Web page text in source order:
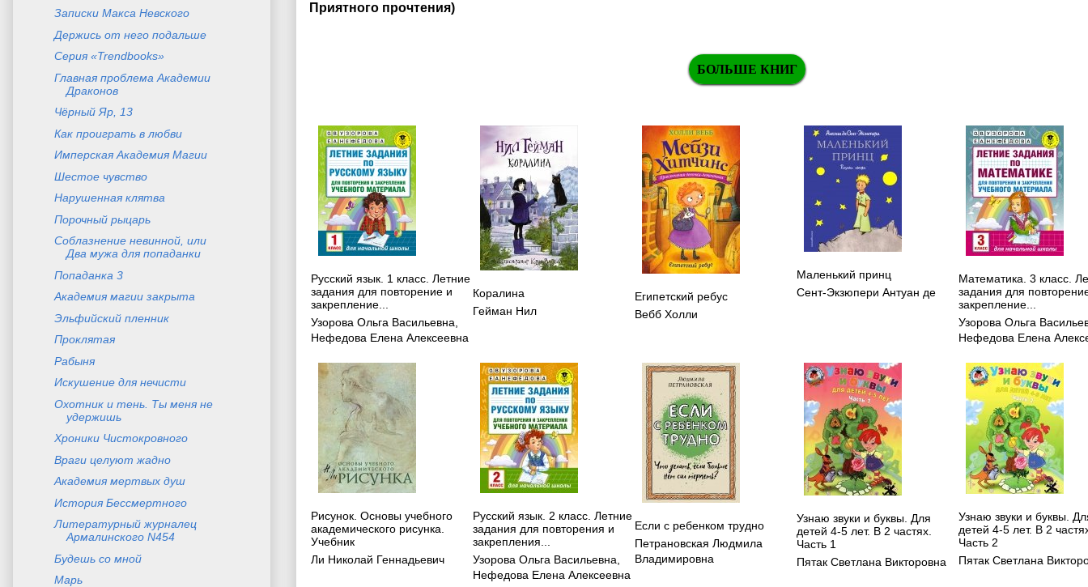
Приятного прочтения)
БОЛЬШЕ КНИГ
Русский язык. 1 класс. Летние
задания для повторение и
закрепление...
Узорова Ольга Васильевна
Нефедова Елена Алексеевна
Коралина
Гейман Нил
Египетский ребус
Вебб Холли
Маленький принц
Сент-Экзюпери Антуан де
Математика. 3 класс.
задания для
закрепление...
Узорова Ольга
Нефедова Елена
Рисунок. Основы учебного
академического рисунка.
Учебник
Ли Николай Геннадьевич
Русский язык. 2 класс. Летние
задания для повторения и
закрепления...
Узорова Ольга Васильевна
Нефедова Елена Алексеевна
Если с ребенком трудно
Петрановская Людмила
Владимировна
Узнаю звуки и буквы. Для
детей 4-5 лет. В 2 частях.
Часть 1
Пятак Светлана Викторовна
Узнаю звуки и буквы.
детей 4-5 лет. В 2
Часть 2
Пятак Светлана
Записки Макса Невского
Держись от него подальше
Серия «Trendbooks»
Главная проблема Академии
Драконов
Чёрный Яр, 13
Как проиграть в любви
Имперская Академия Магии
Шестое чувство
Нарушенная клятва
Порочный рыцарь
Соблазнение невинной, или
Два мужа для попаданки
Попаданка 3
Академия магии закрыта
Эльфийский пленник
Проклятая
Рабыня
Искушение для нечисти
Охотник и тень. Ты меня не
удержишь
Хроники Чистокровного
Враги целуют жадно
Академия мертвых душ
История Бессмертного
Литературный журналец
Армалинского N454
Будешь со мной
Марь